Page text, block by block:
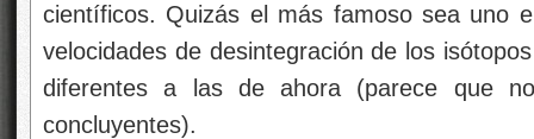
científicos. Quizás el más famoso sea uno
velocidades de desintegración de los
diferentes a las de ahora (parece que
concluyentes).